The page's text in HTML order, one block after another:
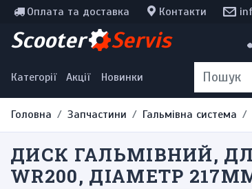
Оплата та доставка Контакти
Scooter Servis
Категорії Акції Новинки
Інструменти, мотохімія
Наклейки
Одяг та екіпірування
Головна Запчастини Гальмівна система
ДИСК ГАЛЬМІВНИЙ,
WR200, ДІАМЕТР